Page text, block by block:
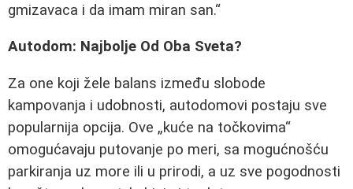
gmizavaca i da imam miran san.“
Autodom: Najbolje Od Oba Sveta?
Za one koji žele balans između slobode
kampovanja i udobnosti, autodomovi postaju sve
popularnija opcija. Ove „kuće na točkovima“
omogućavaju putovanje po meri, sa mogućnošću
parkiranja uz more ili u prirodi, a uz sve pogodnosti